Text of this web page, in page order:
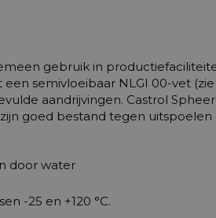
gebruik in
semivloeibaar NLGI 00-vet
aandrijvingen. Castrol
goed bestand tegen uitspoelen
door water
-25 en +120 °C.